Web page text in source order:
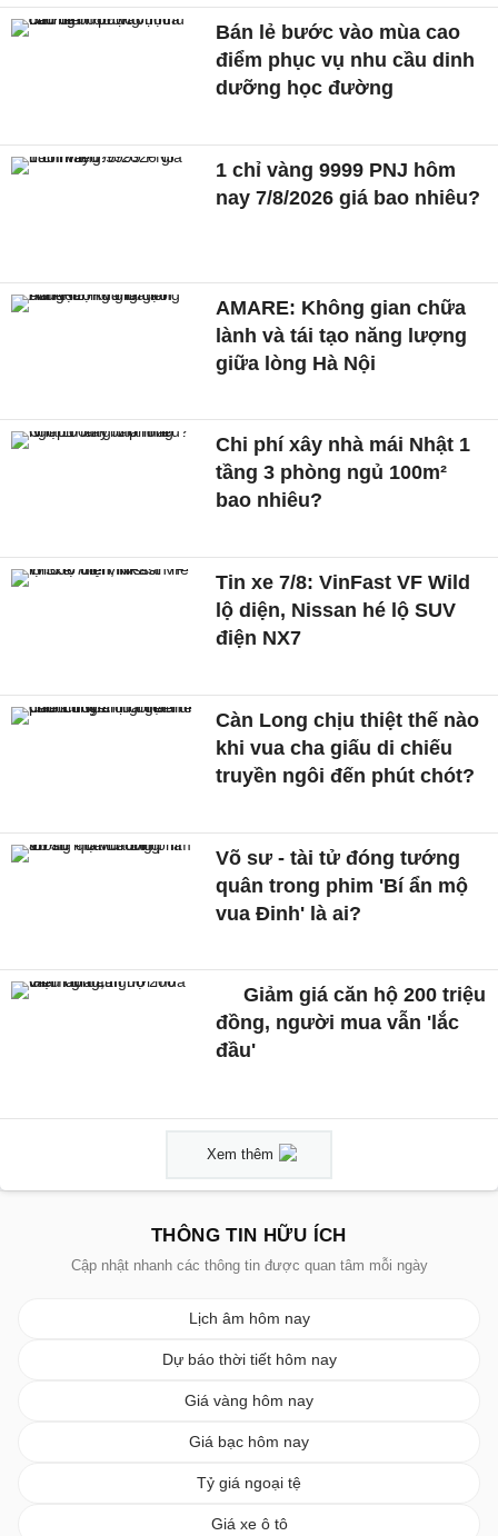
Bán lẻ bước vào mùa cao
điểm phục vụ nhu cầu dinh
dưỡng học đường
1 chỉ vàng 9999 PNJ hôm
nay 7/8/2026 giá bao nhiêu?
AMARE: Không gian chữa
lành và tái tạo năng lượng
giữa lòng Hà Nội
Chi phí xây nhà mái Nhật 1
tầng 3 phòng ngủ 100m²
bao nhiêu?
Tin xe 7/8: VinFast VF Wild
lộ diện, Nissan hé lộ SUV
điện NX7
Càn Long chịu thiệt thế nào
khi vua cha giấu di chiếu
truyền ngôi đến phút chót?
Võ sư - tài tử đóng tướng
quân trong phim 'Bí ẩn mộ
vua Đinh' là ai?
Giảm giá căn hộ 200 triệu
đồng, người mua vẫn 'lắc
đầu'
Xem thêm
THÔNG TIN HỮU ÍCH
Cập nhật nhanh các thông tin được quan tâm mỗi ngày
Lịch âm hôm nay
Dự báo thời tiết hôm nay
Giá vàng hôm nay
Giá bạc hôm nay
Tỷ giá ngoại tệ
Giá xe ô tô